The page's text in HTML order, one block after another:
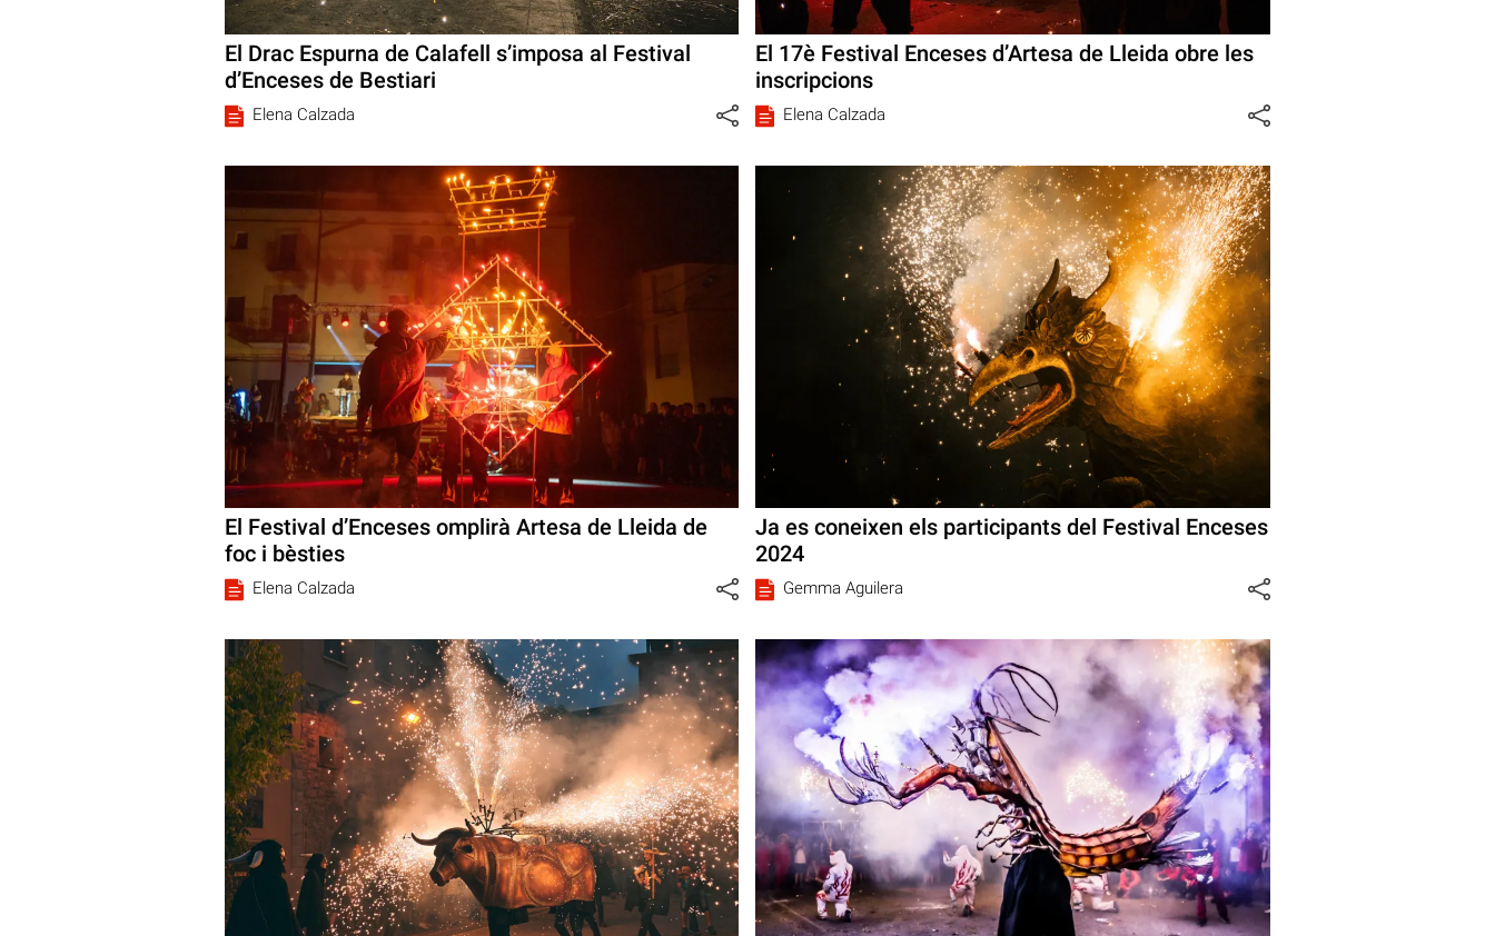
El Drac Espurna de Calafell s’imposa al Festival
d’Enceses de Bestiari
Elena Calzada
El 17è Festival Enceses d’Artesa de Lleida obre les
inscripcions
Elena Calzada
El Festival d’Enceses omplirà Artesa de Lleida de
foc i bèsties
Elena Calzada
Ja es coneixen els participants del Festival Enceses
2024
Gemma Aguilera